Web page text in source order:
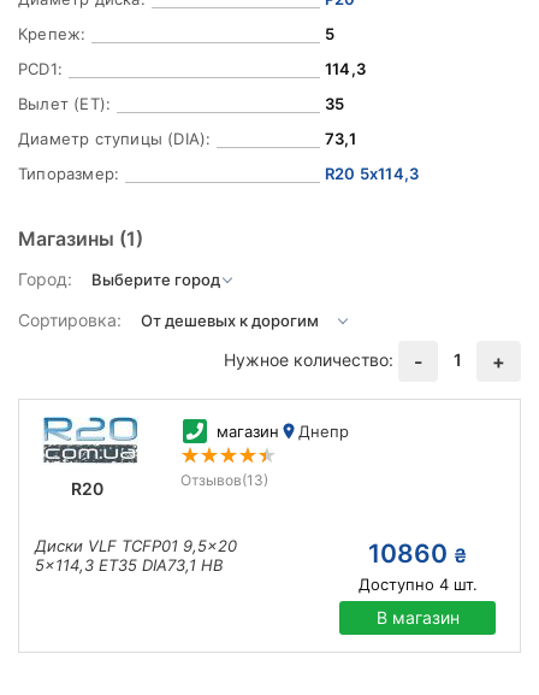
Крепеж:
5
PCD1:
114,3
Вылет (ET):
35
Диаметр ступицы (DIA):
73,1
Типоразмер:
R20 5x114,3
Магазины (1)
Город:
Сортировка:
Нужное количество:
- 1 +
R20
магазин Днепр
Отзывов(13)
Диски VLF TCFP01 9,5x20
5x114,3 ET35 DIA73,1 HB
10860 ₴
Доступно 4шт.
В магазин